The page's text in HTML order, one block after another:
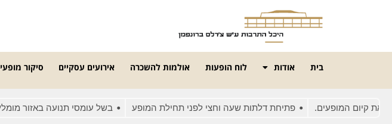
בית אודות לוח הופעות אולמות להשכרה אירועים עסקיים סיקור
פתיחת דלתות שעה וחצי לפני תחילת המופע בשל עומסי תנועה באזור מומלץ להגיע